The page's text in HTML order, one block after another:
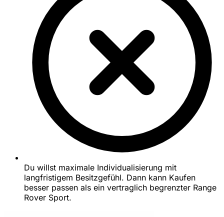
Du willst maximale Individualisierung mit
langfristigem Besitzgefühl. Dann kann Kaufen
besser passen als ein vertraglich begrenzter Range
Rover Sport.